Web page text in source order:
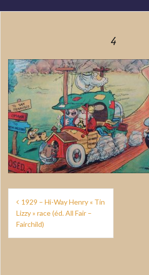
4
Navigation
de
l’article
1929 – Hi-Way Henry « Tin
Lizzy » race (éd. All Fair –
Fairchild)